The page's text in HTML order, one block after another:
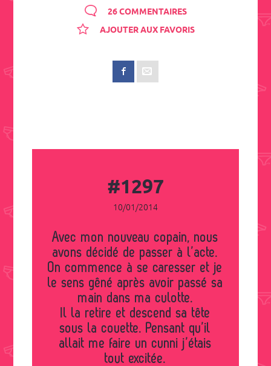
26 COMMENTAIRES
AJOUTER AUX FAVORIS
#1297
10/01/2014
Avec mon nouveau copain, nous
avons décidé de passer à l’acte.
On commence à se caresser et je
le sens gêné après avoir passé sa
main dans ma culotte.
Il la retire et descend sa tête
sous la couette. Pensant qu’il
allait me faire un cunni j’étais
tout excitée.